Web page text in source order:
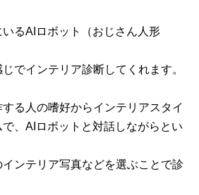
るAIロボット（おじさん人形
でインテリア診断してくれます。
る人の嗜好からインテリアスタイ
、AIロボットと対話しながらとい
ンテリア写真などを選ぶことで診